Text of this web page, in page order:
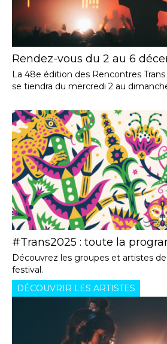
Rendez-vous du 2 au 6
La 48e édition des Rencontres
se tiendra du mercredi 2 au
#Trans2025 : toute la
Découvrez les groupes et artistes
festival.
DÉCOUVRIR LES ARTISTES